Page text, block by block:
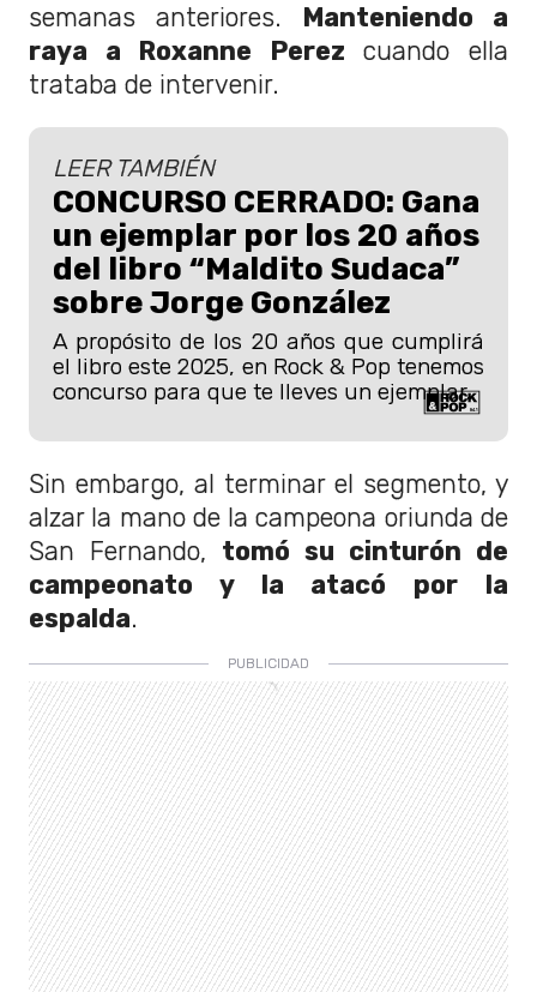
semanas anteriores. Manteniendo a
raya a Roxanne Perez cuando ella
trataba de intervenir.
LEER TAMBIÉN
CONCURSO CERRADO: Gana
un ejemplar por los 20 años
del libro “Maldito Sudaca”
sobre Jorge González
A propósito de los 20 años que cumplirá
el libro este 2025, en Rock & Pop tenemos
concurso para que te lleves un ejemplar.
Sin embargo, al terminar el segmento, y
alzar la mano de la campeona oriunda de
San Fernando, tomó su cinturón de
campeonato y la atacó por la
espalda.